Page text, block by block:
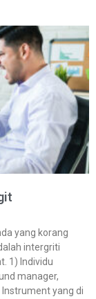
yang korang
intergriti
1) Individu
manager,
yang di